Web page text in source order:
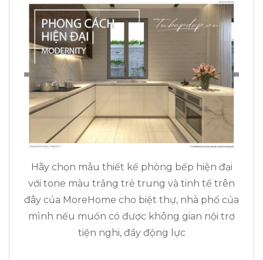
Hãy chọn mẫu thiết kế phòng bếp hiện đại
với tone màu trắng trẻ trung và tinh tế trên
đây của MoreHome cho biệt thự, nhà phố của
mình nếu muốn có được không gian nội trợ
tiện nghi, đầy động lực